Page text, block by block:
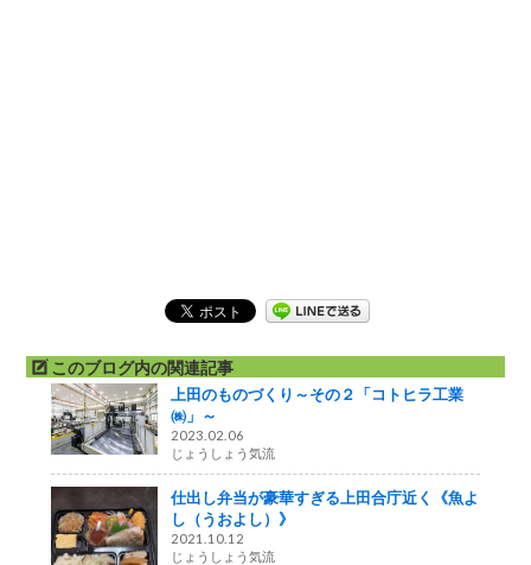
このブログ内の関連記事
上田のものづくり～その２「コトヒラ工業
㈱」～
2023.02.06
じょうしょう気流
仕出し弁当が豪華すぎる上田合庁近く《魚よ
し（うおよし）》
2021.10.12
じょうしょう気流